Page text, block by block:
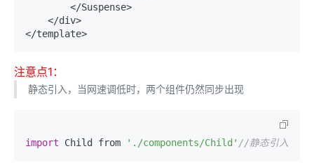
注意点1：
静态引入，当网速调低时，两个组件仍然同步出现
import Child from './components/Child' //静态引入